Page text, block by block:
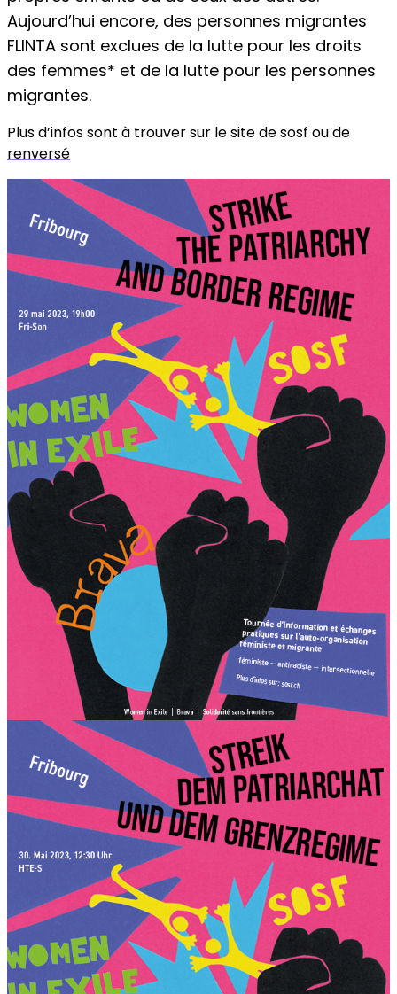
Aujourd’hui encore, des personnes migrantes
FLINTA sont exclues de la lutte pour les droits
des femmes* et de la lutte pour les personnes
migrantes.
Plus d’infos sont à trouver sur le site de sosf ou de
renversé